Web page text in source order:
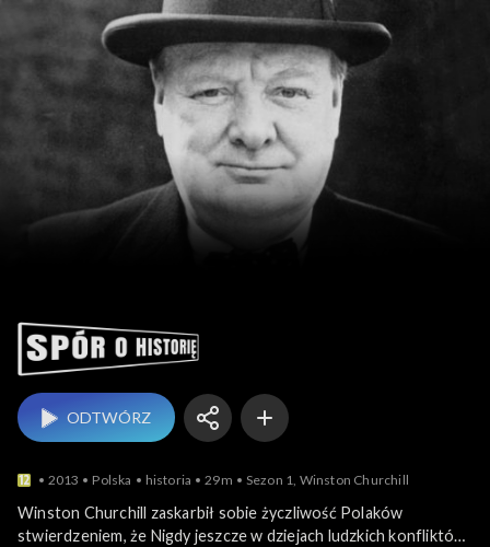
Spór o historię
ODTWÓRZ
2013 Polska historia 29m Sezon 1, Winston Churchill
Winston Churchill zaskarbił sobie życzliwość Polaków
stwierdzeniem, że Nigdy jeszcze w dziejach ludzkich konfliktów